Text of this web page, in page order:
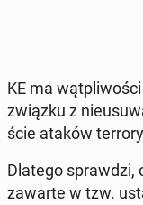
KE ma
związku z
ście ataków
Dlatego spraw­dzi,
zawarte w tzw.